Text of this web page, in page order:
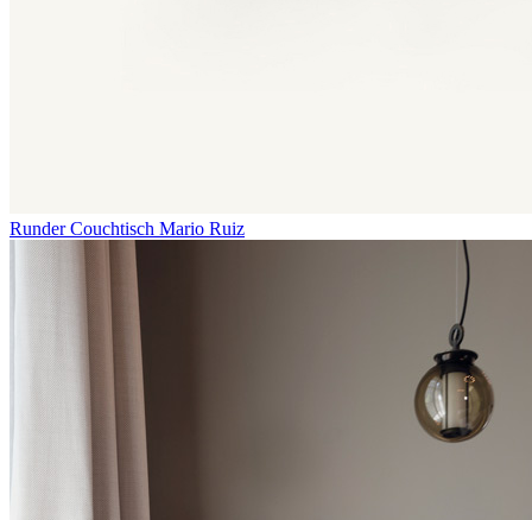
Runder Couchtisch Mario Ruiz